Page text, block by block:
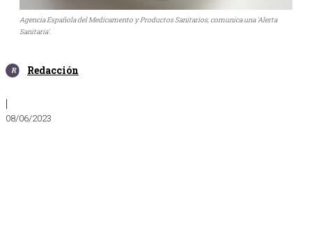
Agencia Española del Medicamento y Productos Sanitarios, comunica una 'Alerta
Sanitaria'.
Redacción
|
08/06/2023